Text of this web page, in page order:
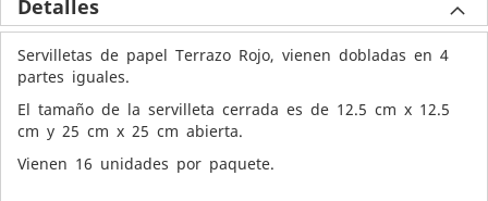
Detalles
Servilletas de papel Terrazo Rojo, vienen dobladas en 4
partes iguales.
El tamaño de la servilleta cerrada es de 12.5 cm x 12.5
cm y 25 cm x 25 cm abierta.
Vienen 16 unidades por paquete.